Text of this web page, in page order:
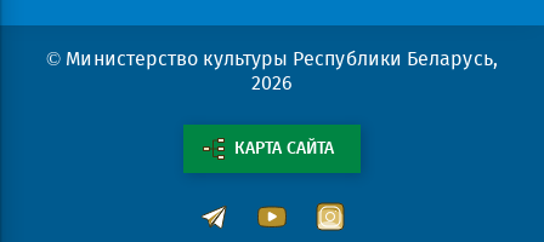
© Министерство культуры Республики Беларусь,
2026
КАРТА САЙТА